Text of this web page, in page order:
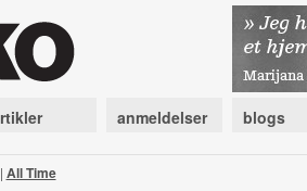
anmeldelser blogs
All Time